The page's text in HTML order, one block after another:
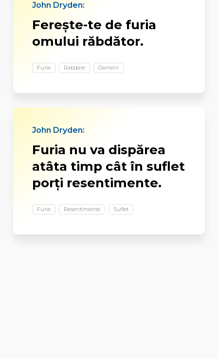
John Dryden:
Ferește-te de furia
omului răbdător.
Furie Rabdare Oameni
John Dryden:
Furia nu va dispărea
atâta timp cât în suflet
porți resentimente.
Furie Resentimente Suflet